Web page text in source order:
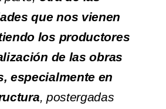
que nos vienen
los productores
de las obras
especialmente en
, postergadas